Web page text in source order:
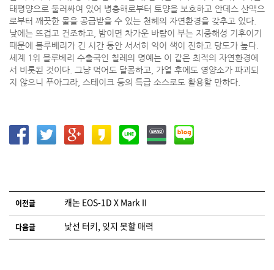
태평양으로 둘러싸여 있어 병충해로부터 토양을 보호하고 안데스 산맥으
로부터 깨끗한 물을 공급받을 수 있는 천혜의 자연환경을 갖추고 있다.
낮에는 뜨겁고 건조하고, 밤이면 차가운 바람이 부는 지중해성 기후이기
때문에 블루베리가 긴 시간 동안 서서히 익어 색이 진하고 당도가 높다.
세계 1위 블루베리 수출국인 칠레의 명예는 이 같은 최적의 자연환경에
서 비롯된 것이다. 그냥 먹어도 달콤하고, 가열 후에도 영양소가 파괴되
지 않으니 푸아그라, 스테이크 등의 특급 소스로도 활용할 만하다.
글 네비게이션
이전글 캐논 EOS-1D X Mark II
다음글 낯선 터키, 잊지 못할 매력